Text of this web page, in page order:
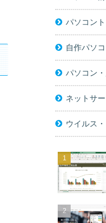
パソコン
自作パソ
パソコン
ネットサ
ウイルス